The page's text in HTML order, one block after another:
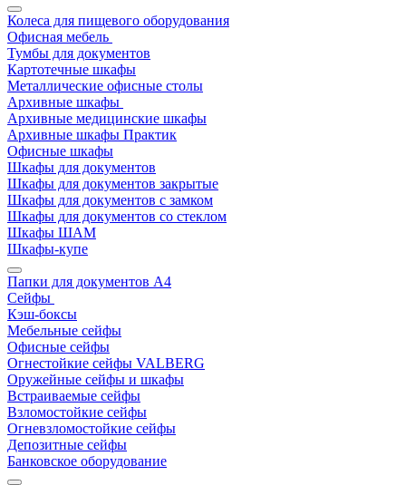
Колеса для пищевого оборудования
Офисная мебель
Тумбы для документов
Картотечные шкафы
Металлические офисные столы
Архивные шкафы
Архивные медицинские шкафы
Архивные шкафы Практик
Офисные шкафы
Шкафы для документов
Шкафы для документов закрытые
Шкафы для документов с замком
Шкафы для документов со стеклом
Шкафы ШАМ
Шкафы-купе
Папки для документов A4
Сейфы
Кэш-боксы
Мебельные сейфы
Офисные сейфы
Огнестойкие сейфы VALBERG
Оружейные сейфы и шкафы
Встраиваемые сейфы
Взломостойкие сейфы
Огневзломостойкие сейфы
Депозитные сейфы
Банковское оборудование